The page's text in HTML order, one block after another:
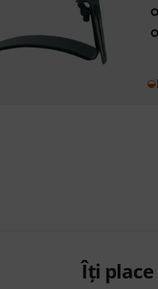
Îți place